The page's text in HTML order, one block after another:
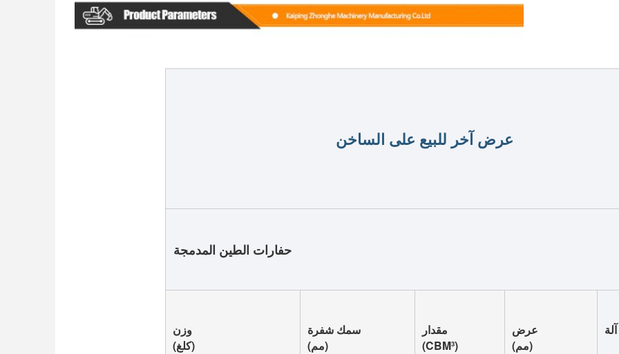
عرض آخر للبيع على الساخن
حفارات الطين المدمجة
عرض
(مم)
مقدار
(CBM³)
سمك شفرة
(مم)
وزن
(كلغ)